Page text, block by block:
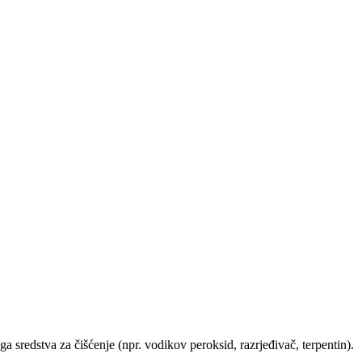
sredstva za čišćenje (npr. vodikov peroksid, razrjeđivač, terpentin).